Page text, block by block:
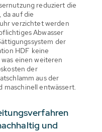
reduziert die
da auf die
verzichtet werden
Abwasser
der
HDF keine
einen weiteren
der
aus der
maschinell entwässert.
und